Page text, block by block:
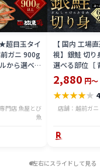
超目玉タイ
ガニ 900g
から選べ
直送 脚折
ズワイガ
etz-900w
門店 魚屋とび
魚
【 国内 工場
視】銀鮭 切り
選べる部位［
600g〜2.4kg
あり 切り落と
切身 ses2301-
2,880 円～
★★★★★
店舗：越前ガ
左右にスライドして見る